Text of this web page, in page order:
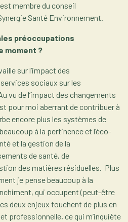
membre du conseil
Santé Environnement.
préoccupations
moment ?
sur l’impact des
sociaux sur les
vu de l’impact des changements
pour moi aberrant de contribuer à
encore plus les systèmes de
à la pertinence et l’éco-
et la gestion de la
de santé, de
des matières résiduelles. Plus
je pense beaucoup à la
qui occupent (peut-être
deux enjeux touchent de plus en
professionnelle, ce qui m’inquiète